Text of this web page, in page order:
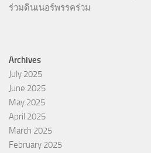
ร่วมดินเนอร์พรรคร่วม
Archives
July 2025
June 2025
May 2025
April 2025
March 2025
February 2025